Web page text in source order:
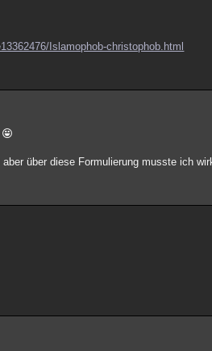
Islamophob-christophob.html
über diese Formulierung musste ich